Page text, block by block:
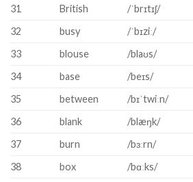
31
British /ˈbrɪtɪʃ/
32
busy /ˈbɪziː/
33
blouse /blaʊs/
34
base /beɪs/
35
between /bɪˈtwiːn/
36
blank /blæŋk/
37
burn /bɜːrn/
38
box /bɑːks/